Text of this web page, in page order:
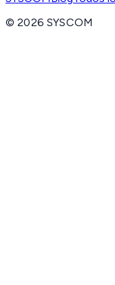
©2026 SYSCOM